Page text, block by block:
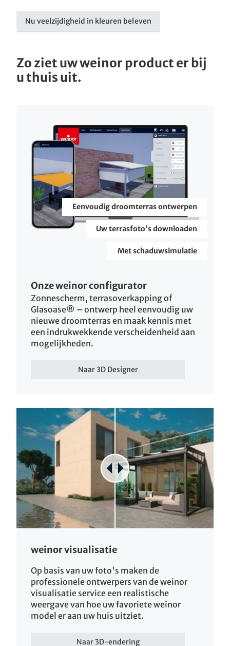
Nu veelzijdigheid in kleuren beleven
Zo ziet uw weinor product er bij
u thuis uit.
Eenvoudig droomterras ontwerpen
Uw terrasfoto's downloaden
Met schaduwsimulatie
Onze weinor configurator
Zonnescherm, terrasoverkapping of
Glasoase® – ontwerp heel eenvoudig uw
nieuwe droomterras en maak kennis met
een indrukwekkende verscheidenheid aan
mogelijkheden.
Naar 3D Designer
weinor visualisatie
Op basis van uw foto's maken de
professionele ontwerpers van de weinor
visualisatie service een realistische
weergave van hoe uw favoriete weinor
model er aan uw huis uitziet.
Naar 3D-endering